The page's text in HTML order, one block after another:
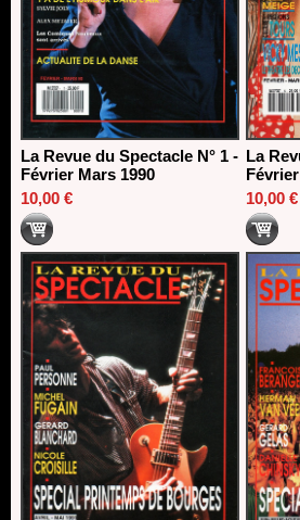
La Revue du Spectacle N° 1 -
Février Mars 1990
10,00 €
La
10,00 €